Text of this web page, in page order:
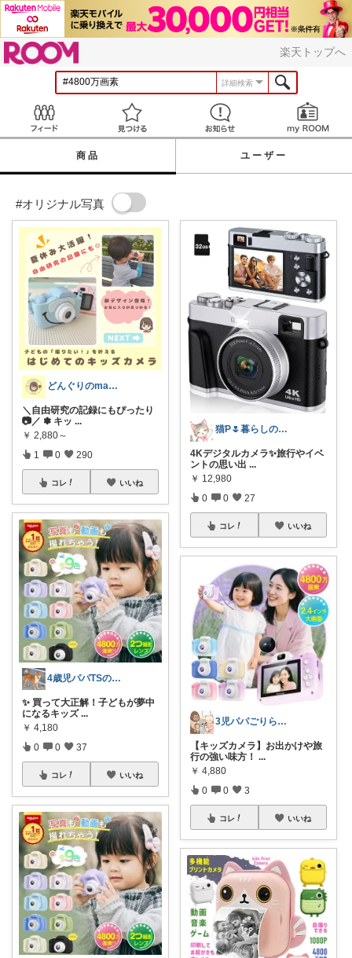
楽天トップへ
詳細検索
見つける お知らせ
商品 ユーザー
#オリジナル写真
どんぐりのmama☆子育てグッズ
＼自由研究の記録にもぴったり
📷／ ✽ キッ ...
￥ 2,880～
1 0 290
コレ いいね
4歳児パパTSの育児おたすけROOM🎁
✨ 買って大正解！子どもが夢中
になるキッズ ...
￥ 4,180
0 0 37
コレ いいね
猫P🌷暮らしの中で見つけたお気に入り
4Kデジタルカメラ✨旅行やイベ
ントの思い出 ...
￥ 12,980
0 0 27
コレ いいね
3児パパごりら｜家族で役立つROOM
【キッズカメラ】お出かけや旅
行の強い味方！ ...
￥ 4,880
0 0 3
コレ いいね